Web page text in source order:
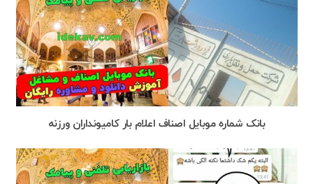
بانک شماره موبایل اصناف اعلام بار کامیونداران ورزنه